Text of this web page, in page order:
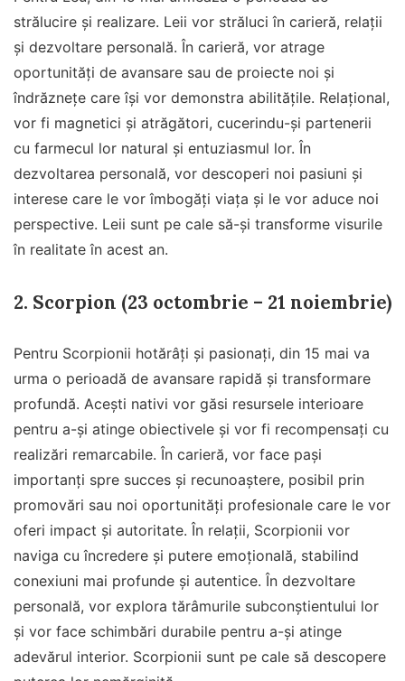
strălucire și realizare. Leii vor străluci în carieră, relații
și dezvoltare personală. În carieră, vor atrage
oportunități de avansare sau de proiecte noi și
îndrăznețe care își vor demonstra abilitățile. Relațional,
vor fi magnetici și atrăgători, cucerindu-și partenerii
cu farmecul lor natural și entuziasmul lor. În
dezvoltarea personală, vor descoperi noi pasiuni și
interese care le vor îmbogăți viața și le vor aduce noi
perspective. Leii sunt pe cale să-și transforme visurile
în realitate în acest an.
2. Scorpion (23 octombrie – 21 noiembrie)
Pentru Scorpionii hotărâți și pasionați, din 15 mai va
urma o perioadă de avansare rapidă și transformare
profundă. Acești nativi vor găsi resursele interioare
pentru a-și atinge obiectivele și vor fi recompensați cu
realizări remarcabile. În carieră, vor face pași
importanți spre succes și recunoaștere, posibil prin
promovări sau noi oportunități profesionale care le vor
oferi impact și autoritate. În relații, Scorpionii vor
naviga cu încredere și putere emoțională, stabilind
conexiuni mai profunde și autentice. În dezvoltare
personală, vor explora tărâmurile subconștientului lor
și vor face schimbări durabile pentru a-și atinge
adevărul interior. Scorpionii sunt pe cale să descopere